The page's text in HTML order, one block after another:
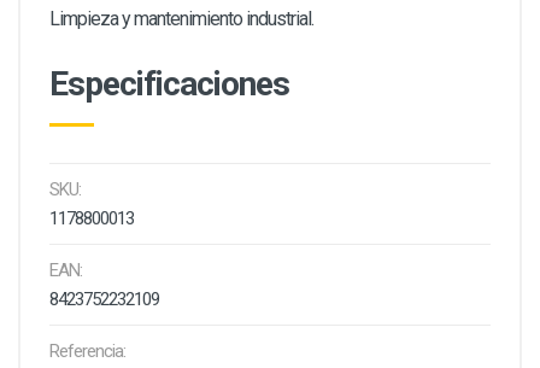
Limpieza y mantenimiento industrial.
Especificaciones
SKU:
1178800013
EAN:
8423752232109
Referencia: